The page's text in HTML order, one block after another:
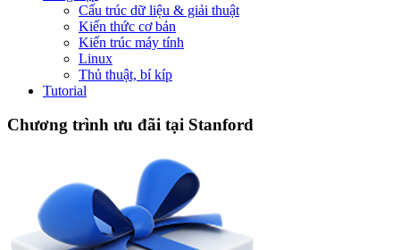
Cấu trúc dữ liệu & giải thuật
Kiến thức cơ bản
Kiến trúc máy tính
Linux
Thủ thuật, bí kíp
Tutorial
Chương trình ưu đãi tại Stanford